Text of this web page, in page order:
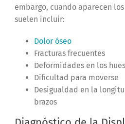
embargo, cuando aparecen
suelen incluir:
Dolor óseo
Fracturas frecuentes
Deformidades en los
Dificultad para moverse
Desigualdad en la
brazos